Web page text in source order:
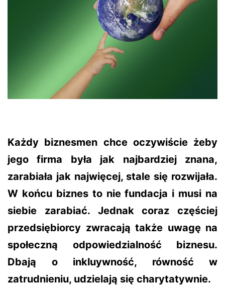
Każdy biznesmen chce oczywiście żeby
jego firma była jak najbardziej znana,
zarabiała jak najwięcej, stale się rozwijała.
W końcu biznes to nie fundacja i musi na
siebie zarabiać. Jednak coraz częściej
przedsiębiorcy zwracają także uwagę na
społeczną odpowiedzialność biznesu.
Dbają o inkluywność, równość w
zatrudnieniu, udzielają się charytatywnie.